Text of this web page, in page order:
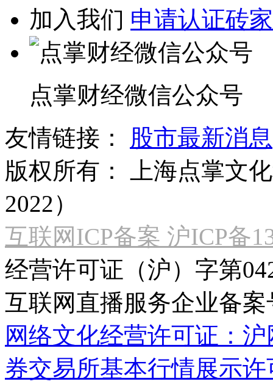
加入我们 申请认证砖家
点掌财经微信公众号
友情链接：
股市最新消息
版权所有：
上海点掌文
2022）
互联网ICP备案 沪ICP备
经营许可证（沪）字第
互联网直播服务企业备案
网络文化经营许可证：
券交易所基本行情展示许